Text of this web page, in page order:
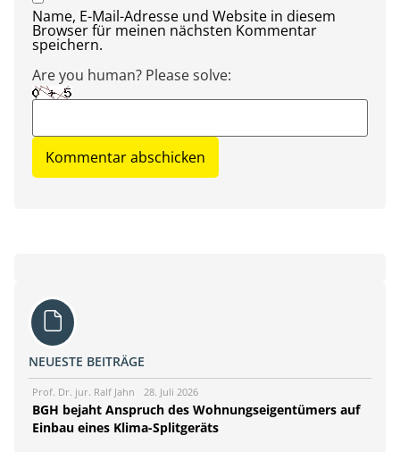
Name, E-Mail-Adresse und Website in diesem
Browser für meinen nächsten Kommentar
speichern.
Are you human? Please solve:
NEUESTE BEITRÄGE
Prof. Dr. jur. Ralf Jahn 28. Juli 2026
BGH bejaht Anspruch des Wohnungseigentümers auf
Einbau eines Klima-Splitgeräts